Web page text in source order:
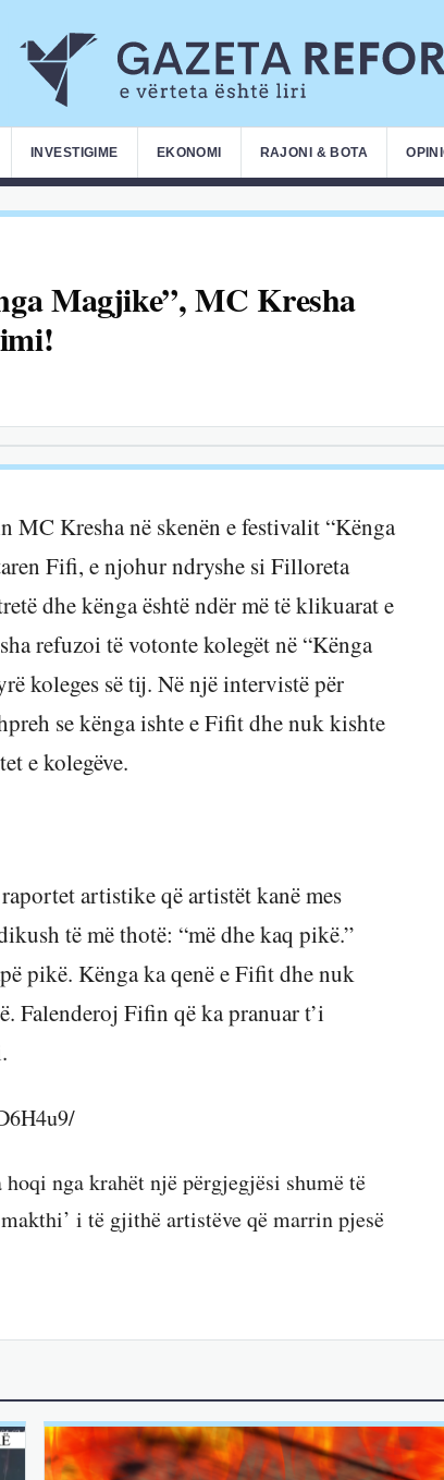
INVESTIGIME EKONOMI RAJONI & BOTA
Magjike”, MC Kresha
MC Kresha në skenën e festivalit “Kënga
Fifi, e njohur ndryshe si Filloreta
dhe kënga është ndër më të klikuarat e
refuzoi të votonte kolegët në “Kënga
koleges së tij. Në një intervistë për
se kënga ishte e Fifit dhe nuk kishte
e kolegëve.
artistike që artistët kanë mes
të më thotë: “më dhe kaq pikë.”
pikë. Kënga ka qenë e Fifit dhe nuk
Falenderoj Fifin që ka pranuar t’i
nga krahët një përgjegjësi shumë të
i të gjithë artistëve që marrin pjesë